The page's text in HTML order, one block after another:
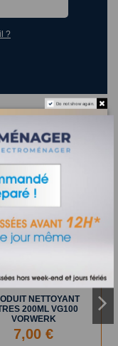
?
également acheté :
En Stock
NETTOYANT
200ML VG100
VORWERK
7,00 €
Do not show again.